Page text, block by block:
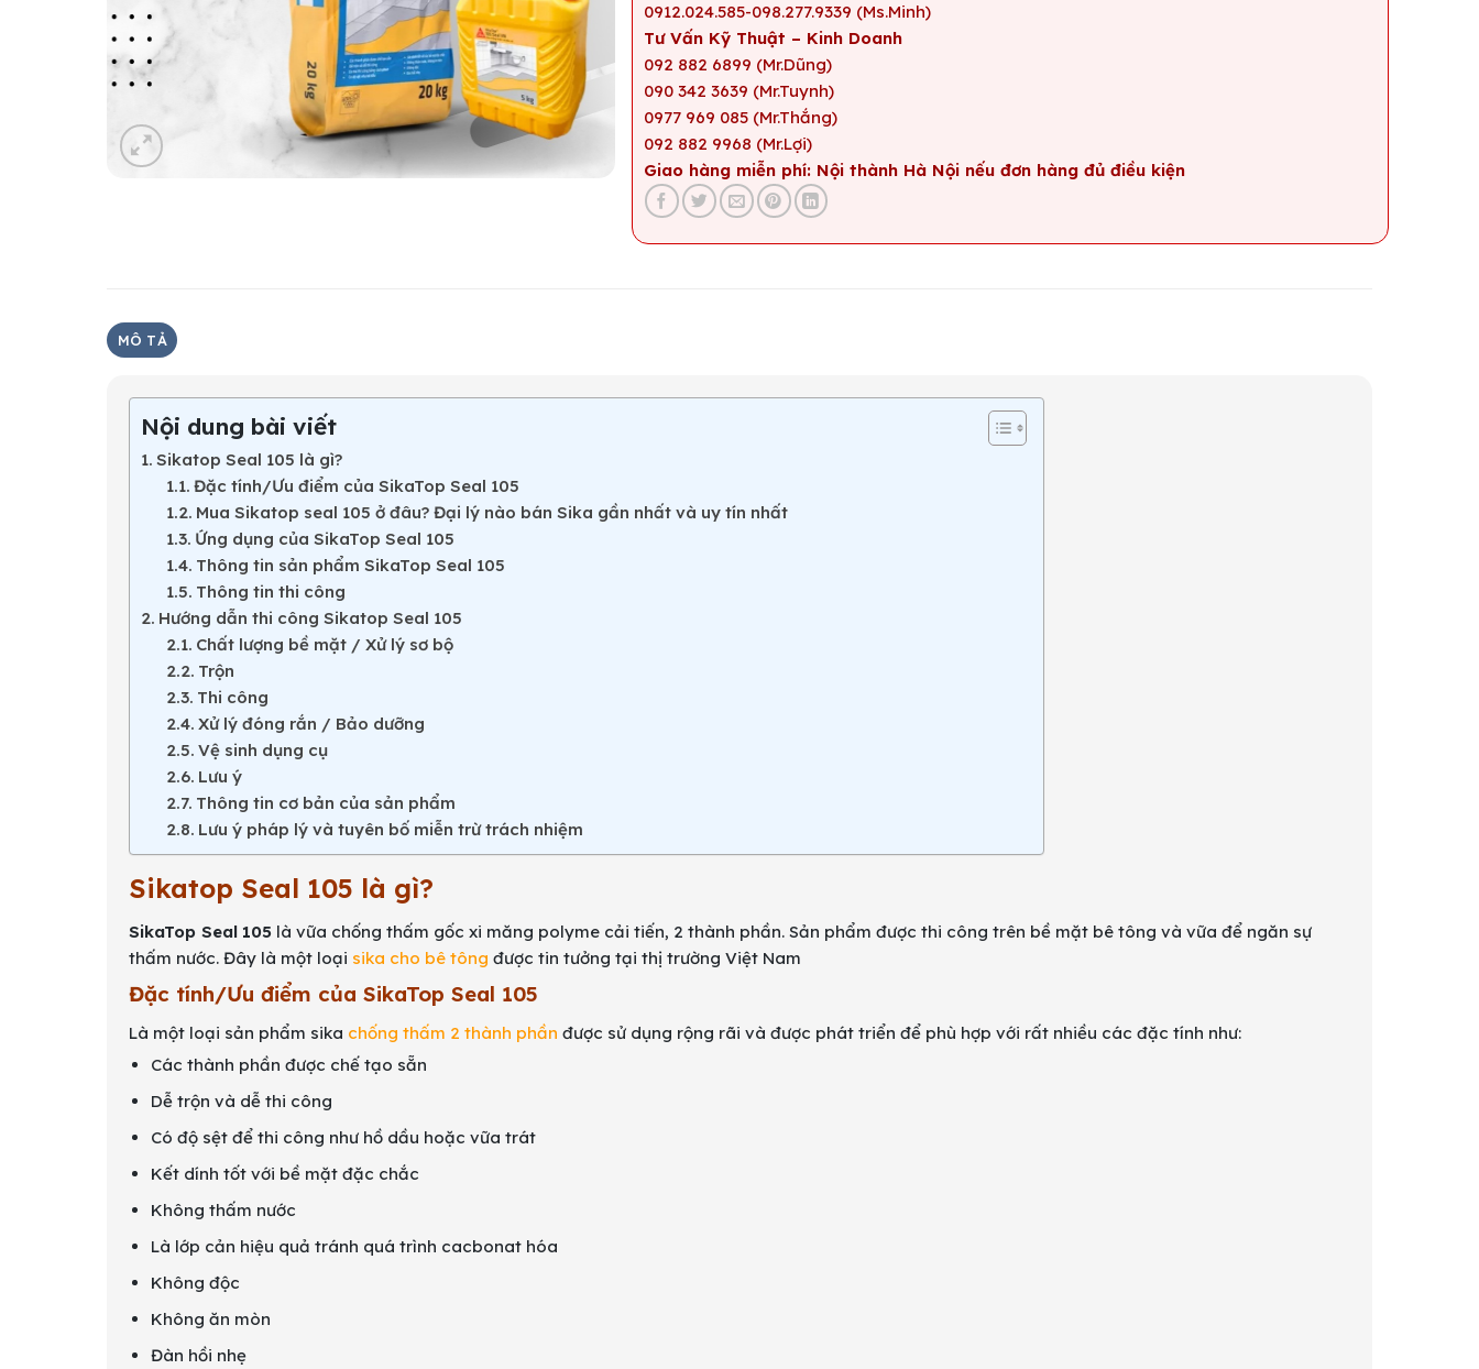
0912.024.585-098.277.9339 (Ms.Minh)
Tư Vấn Kỹ Thuật – Kinh Doanh
092 882 6899 (Mr.Dũng)
090 342 3639 (Mr.Tuynh)
0977 969 085 (Mr.Thắng)
092 882 9968 (Mr.Lợi)
Giao hàng miễn phí: Nội thành Hà Nội nếu đơn hàng đủ điều kiện
MÔ TẢ
Nội dung bài viết
Sikatop Seal 105 là gì?
Đặc tính/Ưu điểm của SikaTop Seal 105
Mua Sikatop seal 105 ở đâu? Đại lý nào bán Sika gần nhất và uy tín nhất
Ứng dụng của SikaTop Seal 105
Thông tin sản phẩm SikaTop Seal 105
Thông tin thi công
Hướng dẫn thi công Sikatop Seal 105
Chất lượng bề mặt / Xử lý sơ bộ
Trộn
Thi công
Xử lý đóng rắn / Bảo dưỡng
Vệ sinh dụng cụ
Lưu ý
Thông tin cơ bản của sản phẩm
Lưu ý pháp lý và tuyên bố miễn trừ trách nhiệm
Sikatop Seal 105 là gì?
SikaTop Seal 105 là vữa chống thấm gốc xi măng polyme cải tiến, 2 thành phần. Sản phẩm được thi công trên bề mặt bê tông và vữa để ngăn sự
thấm nước. Đây là một loại sika cho bê tông được tin tưởng tại thị trường Việt Nam
Đặc tính/Ưu điểm của SikaTop Seal 105
Là một loại sản phẩm sika chống thấm 2 thành phần được sử dụng rộng rãi và được phát triển để phù hợp với rất nhiều các đặc tính như:
Các thành phần được chế tạo sẵn
Dễ trộn và dễ thi công
Có độ sệt để thi công như hồ dầu hoặc vữa trát
Kết dính tốt với bề mặt đặc chắc
Không thấm nước
Là lớp cản hiệu quả tránh quá trình cacbonat hóa
Không độc
Không ăn mòn
Đàn hồi nhẹ